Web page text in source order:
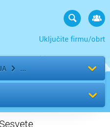
Uključite firmu/obrt